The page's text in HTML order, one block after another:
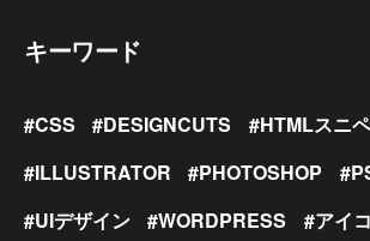
キーワード
CSS DESIGNCUTS
HTMLスニ
ILLUSTRATOR
PHOTOSHOP
UIデザイン
WORDPRESS
アイ